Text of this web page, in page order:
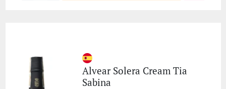
Alvear Solera Cream Tia
Sabina